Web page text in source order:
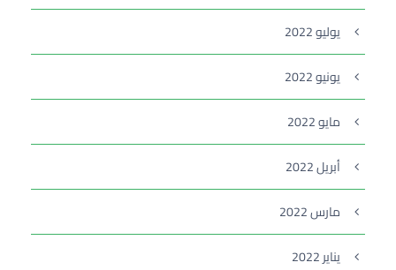
يوليو 2022
يونيو 2022
مايو 2022
أبريل 2022
مارس 2022
يناير 2022